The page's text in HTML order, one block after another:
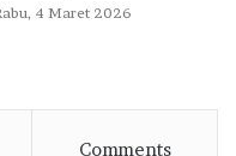
4 Maret 2026
Comments